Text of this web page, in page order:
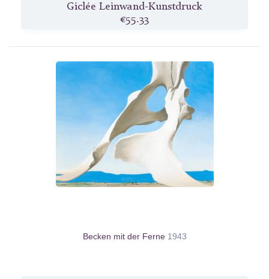
Giclée Leinwand-Kunstdruck
€55.33
Becken mit der Ferne 1943